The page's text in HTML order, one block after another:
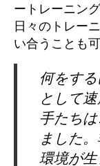
ートレーニン
日々のトレー
い合うことも可
何をす
として
手たち
ました
環境が